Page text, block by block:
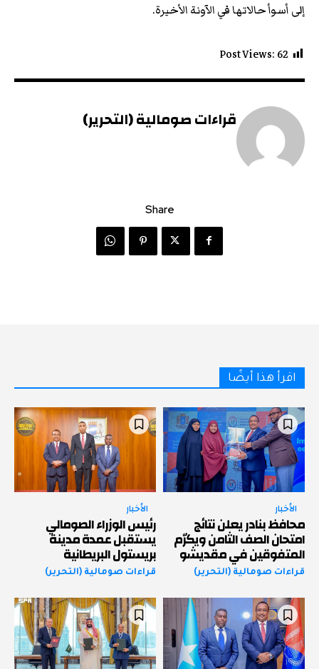
إلى أسوأ حالاتها في الآونة الأخيرة.
Post Views: 62
قراءات صومالية (التحرير)
Share
اقرأ هذا أيضًا
الأخبار
محافظ بنادر يعلن نتائج
امتحان الصف الثامن ويكرّم
المتفوقين في مقديشو
قراءات صومالية (التحرير)
الأخبار
رئيس الوزراء الصومالي
يستقبل عمدة مدينة
بريستول البريطانية
قراءات صومالية (التحرير)